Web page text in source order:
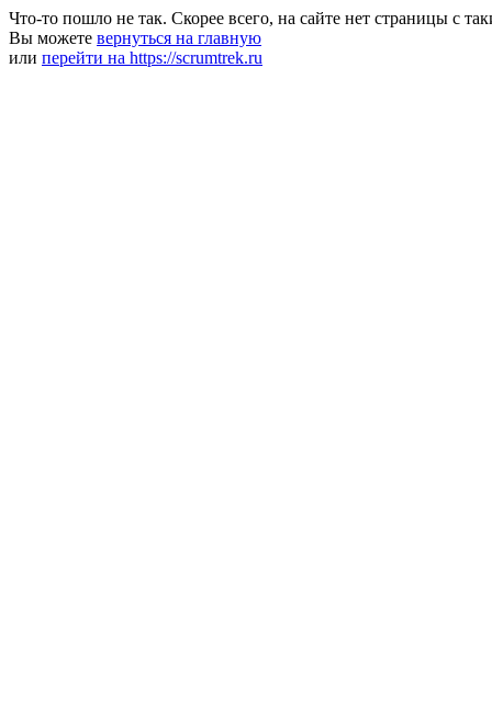
Что-то пошло не так. Скорее всего, на сайте нет страницы с
Вы можете вернуться на главную
или перейти на https://scrumtrek.ru